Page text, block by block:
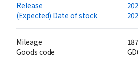
Release
(Expected) Date of stock
Mileage
187
Goods code